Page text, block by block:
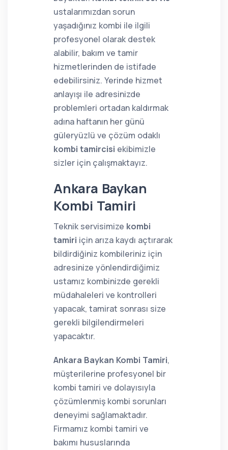
ustalarımızdan sorun
yaşadığınız kombi ile ilgili
profesyonel olarak destek
alabilir, bakım ve tamir
hizmetlerinden de istifade
edebilirsiniz. Yerinde hizmet
anlayışı ile adresinizde
problemleri ortadan kaldırmak
adına haftanın her günü
güleryüzlü ve çözüm odaklı
kombi tamircisi ekibimizle
sizler için çalışmaktayız.
Ankara Baykan
Kombi Tamiri
Teknik servisimize kombi
tamiri için arıza kaydı açtırarak
bildirdiğiniz kombileriniz için
adresinize yönlendirdiğimiz
ustamız kombinizde gerekli
müdahaleleri ve kontrolleri
yapacak, tamirat sonrası size
gerekli bilgilendirmeleri
yapacaktır.
Ankara Baykan Kombi Tamiri,
müşterilerine profesyonel bir
kombi tamiri ve dolayısıyla
çözümlenmiş kombi sorunları
deneyimi sağlamaktadır.
Firmamız kombi tamiri ve
bakımı hususlarında